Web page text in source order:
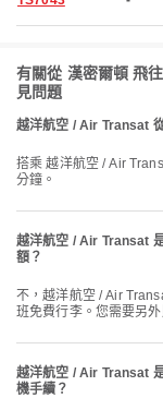
有關從 漢密爾頓 飛
見問題
越洋航空 / Air Transat
搭乘 越洋航空 / Air Transat 從 漢密爾頓 前往 溫哥華 的飛行時間約為 5小時 8
分鐘。
越洋航空 / Air Transat
額？
不，越洋航空 / Air Transat 不包含從 漢密爾頓 前往 溫哥華 的 國內 & 國際 航
班免費行李。您需要另外
越洋航空 / Air Transat
機手續？